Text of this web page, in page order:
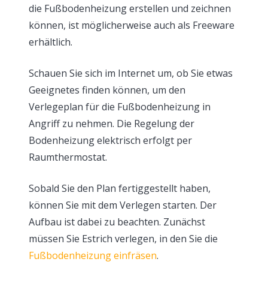
die Fußbodenheizung erstellen und zeichnen
können, ist möglicherweise auch als Freeware
erhältlich.
Schauen Sie sich im Internet um, ob Sie etwas
Geeignetes finden können, um den
Verlegeplan für die Fußbodenheizung in
Angriff zu nehmen. Die Regelung der
Bodenheizung elektrisch erfolgt per
Raumthermostat.
Sobald Sie den Plan fertiggestellt haben,
können Sie mit dem Verlegen starten. Der
Aufbau ist dabei zu beachten. Zunächst
müssen Sie Estrich verlegen, in den Sie die
Fußbodenheizung einfräsen.